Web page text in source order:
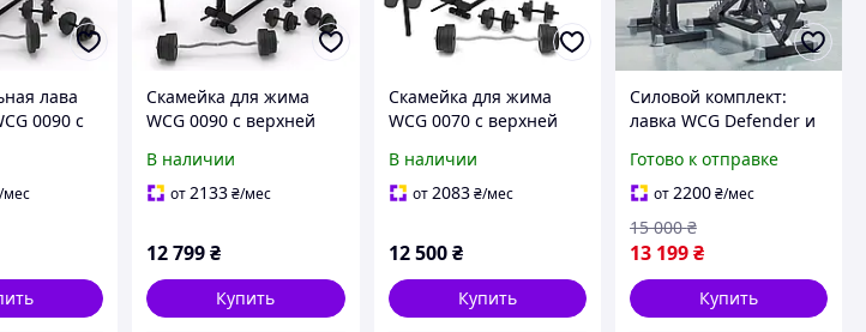
лава
0090 с
148 кг.
/мес
Скамейка для жима
WCG 0090 с верхней
приставкой Скотта
комплект 98 кг для
В наличии
от2133₴/мес
12 799₴
Купить
Скамейка для жима
WCG 0070 с верхней
силовой комплект 98 кг
для дома.
В наличии
от2083 ₴/мес
12 500 ₴
Купить
Силовой комплект:
лавка WCG Defender и
универсальные
тренировки жим/
приседы/брусья,
стойки 100 143/60 110
см
Готово к отправке
от2200₴/мес
13 199₴
15 000 ₴
Купить